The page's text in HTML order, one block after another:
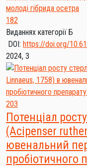
182
Виданнях категорії Б
DOI: https://doi.org/
2024, 3
203
Потенціал
(Acipenser
ювенальний
пробіотичного